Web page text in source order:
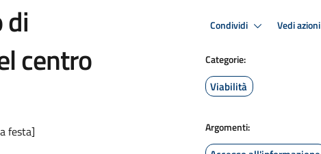
di
centro
festa]
Condividi Vedi azioni
Categorie:
Viabilità
Argomenti: